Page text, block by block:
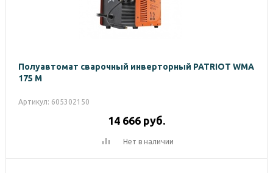
Полуавтомат сварочный инверторный PATRIOT WMA
175 M
Артикул: 605302150
14 666 руб.
Нет в наличии